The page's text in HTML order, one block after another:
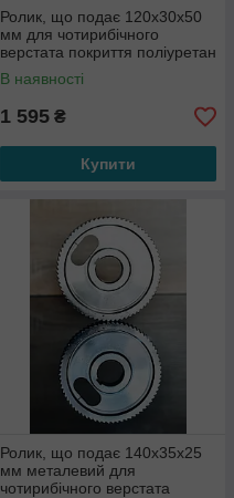
Ролик, що подає 120x30x50
мм для чотирибічного
верстата покриття поліуретан
В наявності
1 595 ₴
Купити
Ролик, що подає 140x35x25
мм металевий для
чотирибічного верстата